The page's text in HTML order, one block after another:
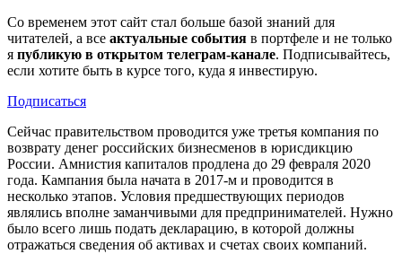
Со временем этот сайт стал больше базой знаний для
читателей, а все актуальные события в портфеле и не только
я публикую в открытом телеграм-канале. Подписывайтесь,
если хотите быть в курсе того, куда я инвестирую.
Подписаться
Сейчас правительством проводится уже третья компания по
возврату денег российских бизнесменов в юрисдикцию
России. Амнистия капиталов продлена до 29 февраля 2020
года. Кампания была начата в 2017-м и проводится в
несколько этапов. Условия предшествующих периодов
являлись вполне заманчивыми для предпринимателей. Нужно
было всего лишь подать декларацию, в которой должны
отражаться сведения об активах и счетах своих компаний.